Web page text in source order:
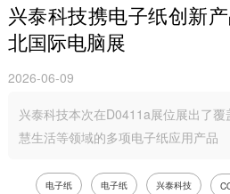
兴泰科技携电子纸创新
北国际电脑展
2026-06-09
兴泰科技本次在D0411a展位展出了
慧生活等领域的多项电子纸应用产品
电子纸 电子纸 兴泰科技